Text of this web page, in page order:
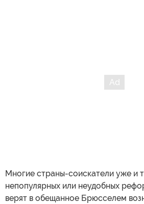
Многие страны-соискатели уже и
непопулярных или неудобных
верят в обещанное Брюсселем